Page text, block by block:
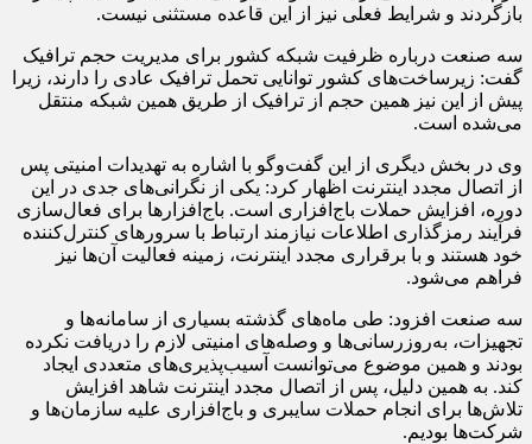
بازگردند و شرایط فعلی نیز از این قاعده مستثنی نیست.
سه صنعت درباره ظرفیت شبکه کشور برای مدیریت حجم ترافیک
گفت: زیرساخت‌های کشور توانایی تحمل ترافیک عادی را دارند، زیرا
پیش از این نیز همین حجم از ترافیک از طریق همین شبکه منتقل
می‌شده است.
وی در بخش دیگری از این گفت‌وگو با اشاره به تهدیدات امنیتی پس
از اتصال مجدد اینترنت اظهار کرد: یکی از نگرانی‌های جدی در این
دوره، افزایش حملات باج‌افزاری است. باج‌افزارها برای فعال‌سازی
فرآیند رمزگذاری اطلاعات نیازمند ارتباط با سرورهای کنترل‌کننده
خود هستند و با برقراری مجدد اینترنت، زمینه فعالیت آن‌ها نیز
فراهم می‌شود.
سه صنعت افزود: طی ماه‌های گذشته بسیاری از سامانه‌ها و
تجهیزات، به‌روزرسانی‌ها و وصله‌های امنیتی لازم را دریافت نکرده
بودند و همین موضوع می‌توانست آسیب‌پذیری‌های متعددی ایجاد
کند. به همین دلیل، پس از اتصال مجدد اینترنت شاهد افزایش
تلاش‌ها برای انجام حملات سایبری و باج‌افزاری علیه سازمان‌ها و
شرکت‌ها بودیم.